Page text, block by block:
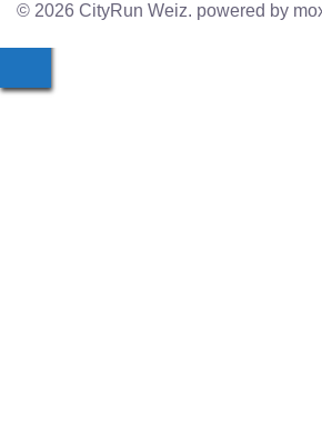
© 2026 CityRun Weiz. powered by